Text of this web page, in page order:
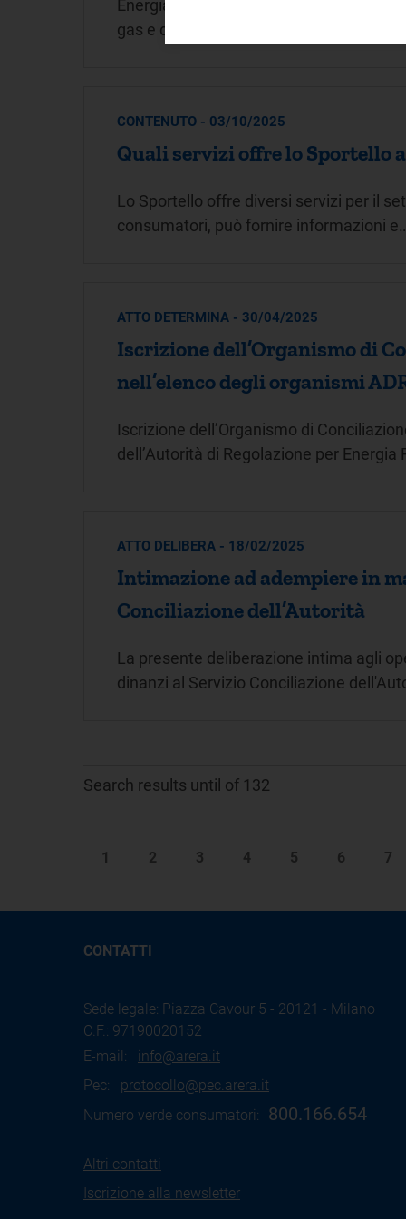
Energia e ambiente Il Servizio
gas e degli utenti finali del servizio idrico…
CONTENUTO - 03/10/2025
Quali servizi offre lo Sportello
Lo Sportello offre diversi servizi per il
consumatori, può fornire informazioni
ATTO DETERMINA - 30/04/2025
Iscrizione dell’Organismo di
nell’elenco degli organismi
Iscrizione dell’Organismo di
dell’Autorità di Regolazione per Energia
ATTO DELIBERA - 18/02/2025
Intimazione ad adempiere in
Conciliazione dell’Autorità
La presente deliberazione intima agli
dinanzi al Servizio Conciliazione
Search results until of 132
1 2 3 4 5 6 7
CONTATTI
Sede legale: Piazza Cavour 5 - 20121 - Milano
C.F.: 97190020152
E-mail: info@arera.it
Pec: protocollo@pec.arera.it
Numero verde consumatori:
800.166.654
Altri contatti
Iscrizione alla newsletter